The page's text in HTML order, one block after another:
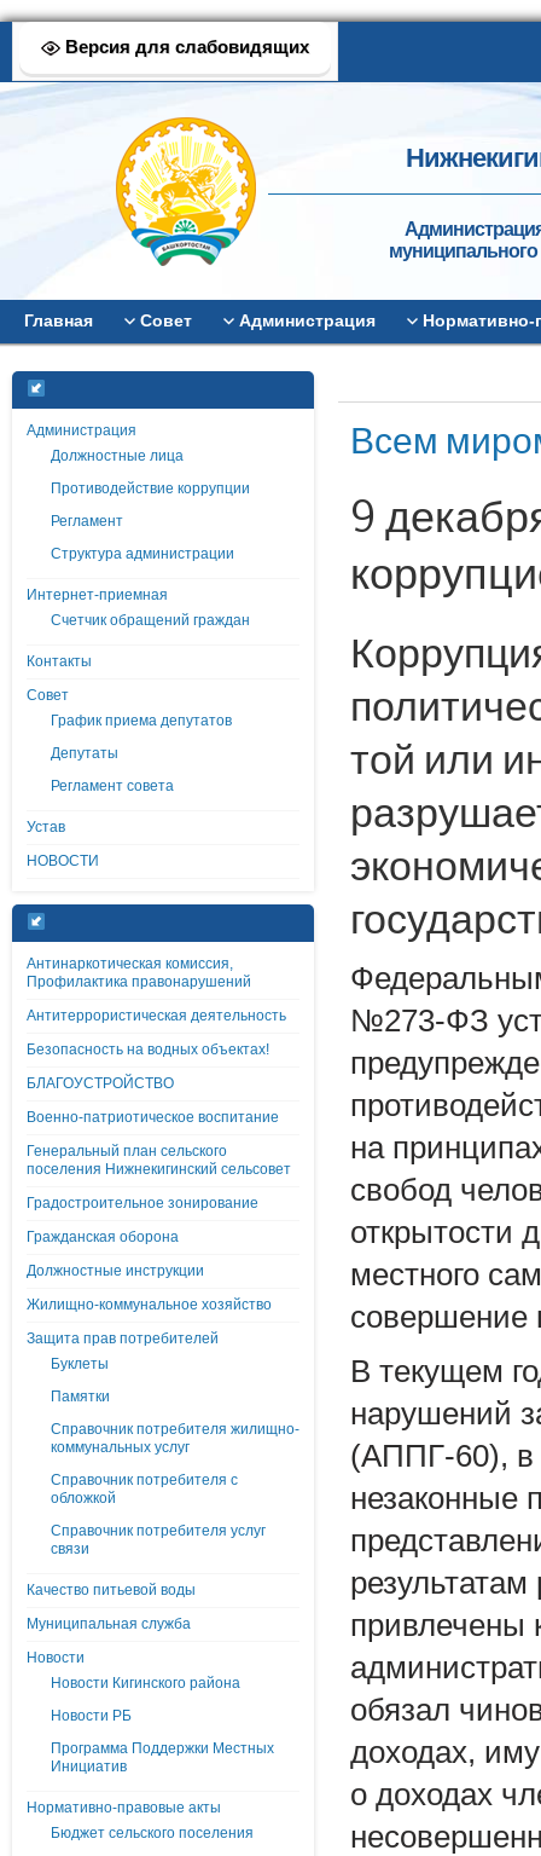
Версия для слабовидящих
муниципального
Главная Совет Администрация
Администрация
Должностные лица
Противодействие коррупции
Регламент
Структура администрации
Интернет-приемная
Счетчик обращений граждан
Контакты
Совет
График приема депутатов
Депутаты
Регламент совета
Устав
НОВОСТИ
Антинаркотическая комиссия,
Профилактика правонарушений
Антитеррористическая деятельность
Безопасность на водных объектах!
БЛАГОУСТРОЙСТВО
Военно-патриотическое воспитание
Генеральный план сельского
поселения Нижнекигинский сельсовет
Градостроительное зонирование
Гражданская оборона
Должностные инструкции
Жилищно-коммунальное хозяйство
Защита прав потребителей
Буклеты
Памятки
Справочник потребителя жилищно-
коммунальных услуг
Справочник потребителя с
обложкой
Справочник потребителя услуг
связи
Качество питьевой воды
Муниципальная служба
Новости
Новости Кигинского района
Новости РБ
Программа Поддержки Местных
Инициатив
Нормативно-правовые акты
Бюджет сельского поселения
Всем
9
той или
№273-ФЗ
на
свобод
открытости
местного
совершение
В текущем
нарушений
(АППГ-60), в
незаконные
привлечены
обязал
доходах,
о доходах